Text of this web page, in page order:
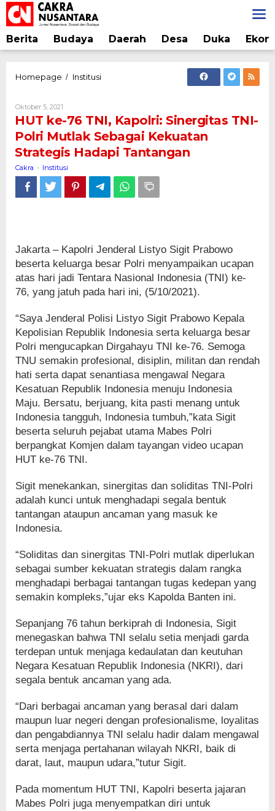
Lewati
ke
konten
Berita Budaya Daerah Desa Duka
Homepage / InstitusiHUT
Kapolri:
Sinergitas
TNI-
Polri
Mutlak
Sebagai
Kekuatan
Oktober 5, 2021
Cakra
HUT ke-76 TNI, Kapolri: Sinergitas TNI-
Polri Mutlak Sebagai Kekuatan
Strategis Hadapi Tantangan
Cakra - Institusi
Jakarta – Kapolri Jenderal Listyo Sigit Prabowo
beserta keluarga besar Polri menyampaikan ucapan
atas hari jadi Tentara Nasional Indonesia (TNI) ke-
76, yang jatuh pada hari ini, (5/10/2021).
“Saya Jenderal Polisi Listyo Sigit Prabowo Kepala
Kepolisian Republik Indonesia serta keluarga besar
Polri mengucapkan Dirgahayu TNI ke-76. Semoga
TNU semakin profesional, disiplin, militan dan rendah
hati serta dapat senantiasa mengawal Negara
Kesatuan Republik Indonesia menuju Indonesia
Maju. Bersatu, berjuang, kita pasti menang untuk
Indonesia tangguh, Indonesia tumbuh,”kata Sigit
beserta seluruh pejabat utama Mabes Polri
berpangkat Komjen dalam tayangan video ucapan
HUT ke-76 TNI.
Sigit menekankan, sinergitas dan soliditas TNI-Polri
adalah kunci untuk menghadapi segala bentuk
tantangan ataupun ancaman yang masuk ke
Indonesia.
“Soliditas dan sinergitas TNI-Polri mutlak diperlukan
sebagai sumber kekuatan strategis dalam rangka
menghadapi berbagai tantangan tugas kedepan yang
semakin kompleks,”ujar eks Kapolda Banten ini.
Sepanjang 76 tahun berkiprah di Indonesia, Sigit
menegaskan bahwa TNI selalu setia menjadi garda
terdepan untuk menjaga kedaulatan dan keutuhan
Negara Kesatuan Republik Indonesia (NKRI), dari
segala bentuk ancaman yang ada.
“Dari berbagai ancaman yang berasal dari dalam
maupun luar negeri dengan profesionalisme, loyalitas
dan pengabdiannya TNI selalu hadir dalam mengawal
serta menjaga pertahanan wilayah NKRI, baik di
darat, laut, maupun udara,”tutur Sigit.
Pada momentum HUT TNI, Kapolri beserta jajaran
Mabes Polri juga menyempatkan diri untuk